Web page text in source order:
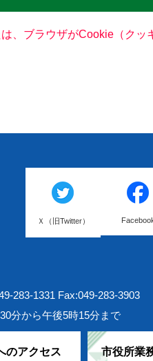
、ブラウザがCookie（ク
Ｘ（旧Twitter）
283-1331 Fax:049-283-3903
分から午後5時15分まで
のアクセス 市役所業